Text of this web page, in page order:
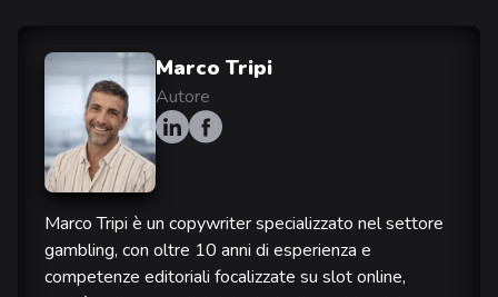
Marco Tripi
Autore
Marco Tripi è un copywriter specializzato nel settore
gambling, con oltre 10 anni di esperienza e
competenze editoriali focalizzate su slot online,